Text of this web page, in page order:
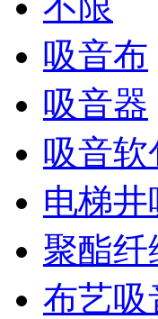
吸音布
吸音器
吸音软
电梯井
聚酯纤
布艺吸